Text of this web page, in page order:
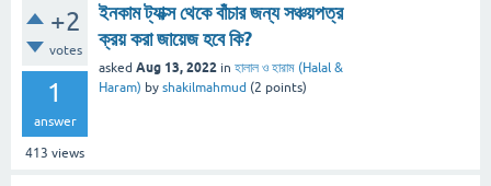
+2
votes
1
answer
413 views
ইনকাম ট্যাক্স থেকে বাঁচার জন্য সঞ্চয়পত্র
ক্রয় করা জায়েজ হবে কি?
asked Aug 13, 2022 in হালাল ও হারাম (Halal &
Haram) by shakilmahmud (2 points)